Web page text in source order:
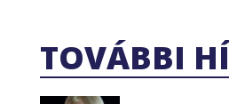
TOVÁBBI